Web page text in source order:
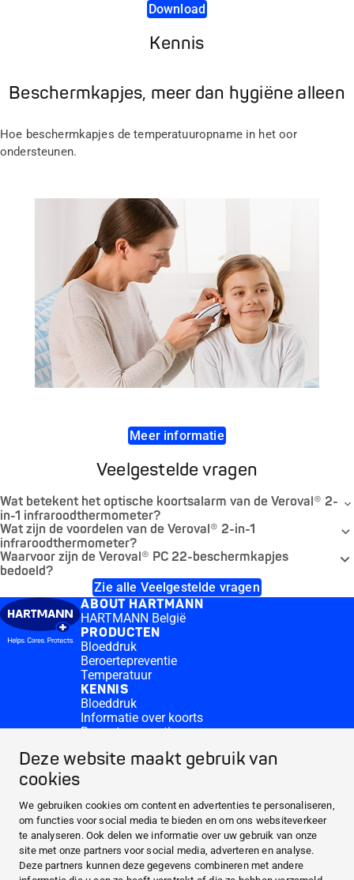
Deze website maakt gebruik van
cookies
We gebruiken cookies om content en advertenties te personaliseren,
om functies voor social media te bieden en om ons websiteverkeer
te analyseren. Ook delen we informatie over uw gebruik van onze
site met onze partners voor social media, adverteren en analyse.
Deze partners kunnen deze gegevens combineren met andere
Download
Kennis
Beschermkapjes, meer dan hygiëne alleen
Hoe beschermkapjes de temperatuuropname in het oor
ondersteunen.
Meer informatie
Veelgestelde vragen
Wat betekent het optische koortsalarm van de Veroval® 2-
in-1 infraroodthermometer?
Wat zijn de voordelen van de Veroval® 2-in-1
infraroodthermometer?
Waarvoor zijn de Veroval® PC 22-beschermkapjes
bedoeld?
Zie alle Veelgestelde vragen
ABOUT HARTMANN
HARTMANN België
PRODUCTEN
Bloeddruk
Beroertepreventie
Temperatuur
KENNIS
Bloeddruk
Informatie over koorts
Beroertepreventie
Medi.connect Inloggen
ABOUT HARTMANN
PRODUCTEN
KENNIS
CONTACT & MORE